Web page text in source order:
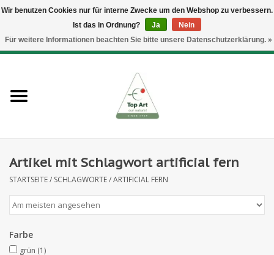
/BGN/DKK /ISK/NOK
0 Artikel - €--,--
Neues
Blumenzubehör
Kunstblumen
Kunstpflanzen
Artikel mit Schlagwort artificial fern
STARTSEITE/ SCHLAGWORTE/ARTIFICIAL FERN
Farbe
grün (1)
Wir benutzen Cookies nur für interne Zwecke um den Webshop zu verbessern.
Ist das in Ordnung?
Ja
Nein
Für weitere Informationen beachten Sie bitte unsere Datenschutzerklärung. »